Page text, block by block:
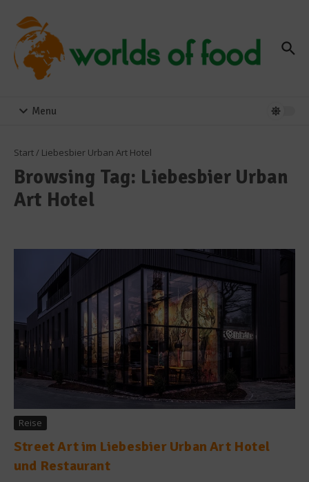
Menu
Start/ Liebesbier Urban Art Hotel
Browsing Tag: Liebesbier Urban
Art Hotel
Reise
Street Art im Liebesbier Urban Art Hotel
und Restaurant